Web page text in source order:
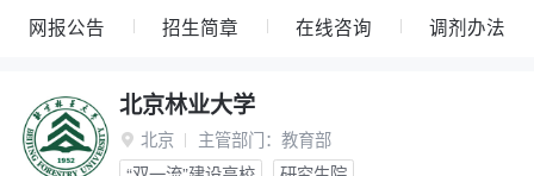
网报公告 招生简章 在线咨询 调剂办法
北京林业大学
 北京 主管部门： 教育部